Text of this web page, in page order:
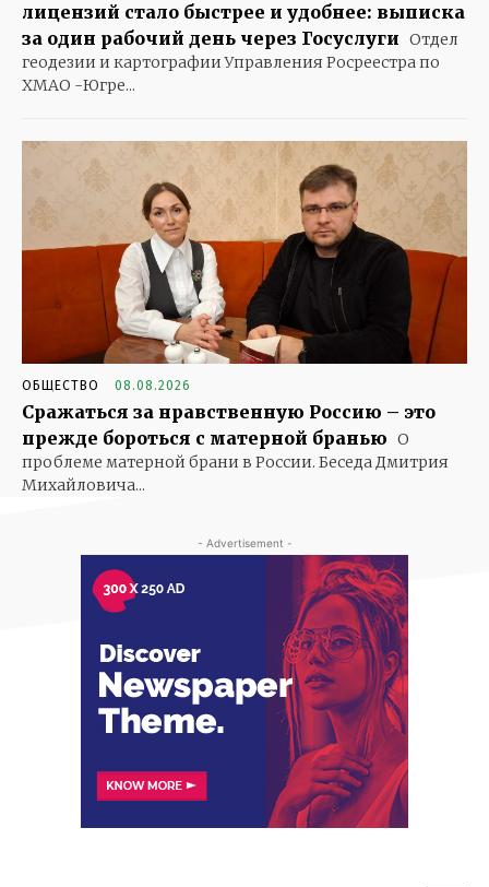
лицензий стало быстрее и удобнее: выписка
за один рабочий день через Госуслуги Отдел
геодезии и картографии Управления Росреестра по
ХМАО -Югре...
ОБЩЕСТВО 08.08.2026
Сражаться за нравственную Россию – это
прежде бороться с матерной бранью О
проблеме матерной брани в России. Беседа Дмитрия
Михайловича...
- Advertisement -